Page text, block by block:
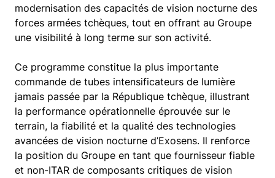
modernisation des capacités de vision nocturne des
forces armées tchèques, tout en offrant au Groupe
une visibilité à long terme sur son activité.
Ce programme constitue la plus importante
commande de tubes intensificateurs de lumière
jamais passée par la République tchèque, illustrant
la performance opérationnelle éprouvée sur le
terrain, la fiabilité et la qualité des technologies
avancées de vision nocturne d’Exosens. Il renforce
la position du Groupe en tant que fournisseur fiable
et non-ITAR de composants critiques de vision